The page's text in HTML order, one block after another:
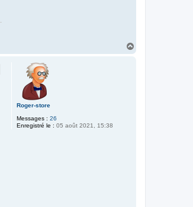
Roger-store
Messages : 26
Enregistré le : 05 août 2021, 15:38